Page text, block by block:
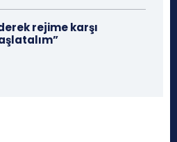
rejime karşı